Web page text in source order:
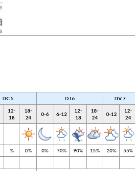
DC 5 DJ 6
DV 7
12-
18
18-
24
0-6 6-12
12-
18
18-
24
0-12
12-
24
% 0% 0% 70% 90% 15% 20%
55%